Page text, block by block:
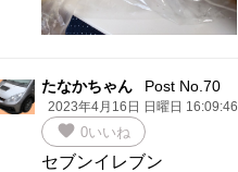
たなかちゃん Post No.70
2023年4月16日 日曜日 16:09:46
favorite 0いいね
セブンイレブン